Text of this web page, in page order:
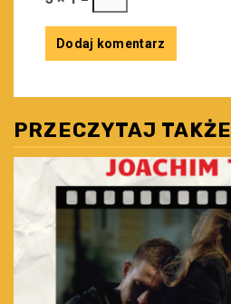
PRZECZYTAJ TAKŻE